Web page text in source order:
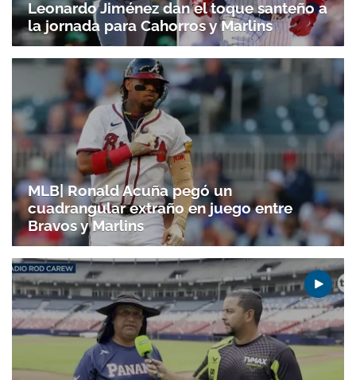
Leonardo Jiménez dan el toque santeño a
la jornada para Cahorros y Marlins
MLB| Ronald Acuña pegó un
cuadrangular extraño en juego entre
Bravos y Marlins